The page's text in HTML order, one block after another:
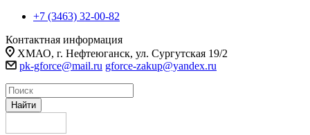
+7 (3463) 32-00-82
Контактная информация
ХМАО, г. Нефтеюганск, ул. Сургутская 19/2
pk-gforce@mail.ru gforce-zakup@yandex.ru
Найти